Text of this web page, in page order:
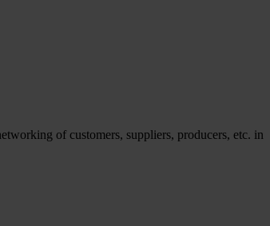
of customers, suppliers, producers, etc. in